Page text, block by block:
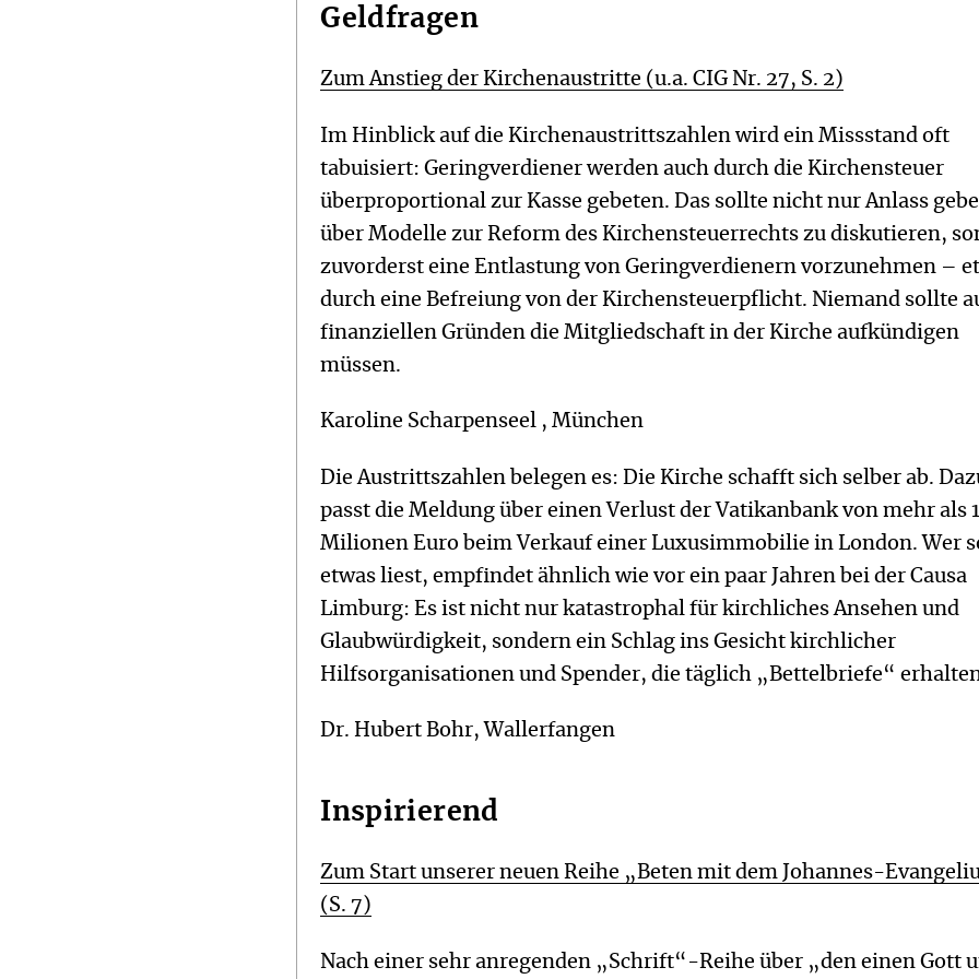
Geldfragen
Zum Anstieg der Kirchenaustritte (u.a. CIG Nr. 27, S. 2)
Im Hinblick auf die Kirchenaustrittszahlen wird ein Missstand oft
tabuisiert: Geringverdiener werden auch durch die Kirchensteuer
überproportional zur Kasse gebeten. Das sollte nicht nur Anlass
über Modelle zur Reform des Kirchensteuerrechts zu diskutieren,
zuvorderst eine Entlastung von Geringverdienern vorzunehmen –
durch eine Befreiung von der Kirchensteuerpflicht. Niemand sollte
finanziellen Gründen die Mitgliedschaft in der Kirche aufkündigen
müssen.
Karoline Scharpenseel , München
Die Austrittszahlen belegen es: Die Kirche schafft sich selber ab.
passt die Meldung über einen Verlust der Vatikanbank von mehr als
Milionen Euro beim Verkauf einer Luxusimmobilie in London. Wer
etwas liest, empfindet ähnlich wie vor ein paar Jahren bei der Causa
Limburg: Es ist nicht nur katastrophal für kirchliches Ansehen und
Glaubwürdigkeit, sondern ein Schlag ins Gesicht kirchlicher
Hilfsorganisationen und Spender, die täglich „Bettelbriefe“
Dr. Hubert Bohr, Wallerfangen
Inspirierend
Zum Start unserer neuen Reihe „Beten mit dem Johannes-
(S. 7)
Nach einer sehr anregenden „Schrift“-Reihe über „den einen Gott